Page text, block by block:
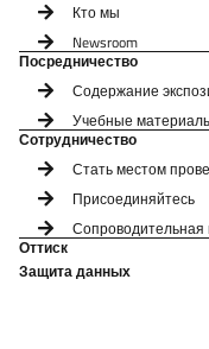
Кто мы
Newsroom
Посредничество
Содержание
Учебные
Сотрудничество
Стать местом
Присоединяйтесь
Сопроводительная
Оттиск
Защита данных